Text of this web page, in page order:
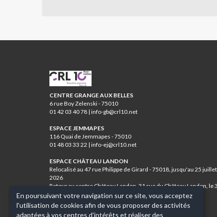
CRL10
CENTRE GRANGE AUX BELLES
6 rue Boy Zelenski - 75010
01 42 03 40 78 | info-gb@crl10.net
ESPACE JEMMAPES
116 Quai de Jemmapes - 75010
01 48 03 33 22 | info-ej@crl10.net
ESPACE CHÂTEAU LANDON
Relocalisé au 47 rue Philippe de Girard - 75018, jusqu'au 25 juillet
2026
Retour au centre Château Landon, 31 rue du Château Landon, le
août 2026
01 46 07 84 12 | info-cl@crl10.net
En poursuivant votre navigation sur ce site, vous acceptez
l'utilisation de cookies afin de vous proposer des activités
adaptées à vos centres d'intérêts et réaliser des